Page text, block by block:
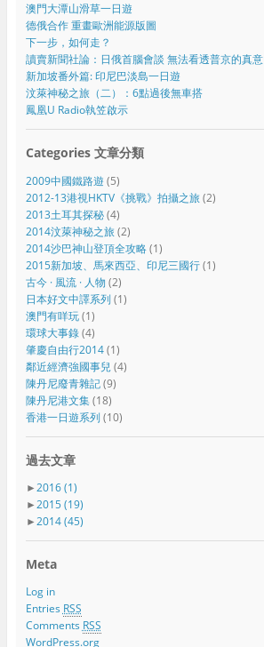
澳門大潭山滑草一日遊
德俄合作 重畫歐洲能源版圖
下一步，如何走？
讀賣新聞社論：日俄首腦會談 無法看透普京的真意
新加坡番外篇: 印尼巴淡島一日遊
汶萊神秘之旅（二）：6點過後無車搭
鳳凰U Radio執笠啟示
Categories 文章分類
2009中國鐵路遊(5)
2012-13港視HKTV《挑戰》拍攝之旅 (2)
2013土耳其探秘(4)
2014汶萊神秘之旅 (2)
2014沙巴神山登頂全攻略(1)
2015新加坡、馬來西亞、印尼三國行(1)
古今 · 風流 · 人物 (2)
日本好文中譯系列(1)
澳門有咩玩(1)
環球大事錄(4)
肇慶自由行2014(1)
鄰近經濟強國事兒(4)
陳丹尼廢青雜記(9)
陳丹尼港文集(18)
香港一日遊系列(10)
過去文章
►2016(1)
►2015(19)
►2014(45)
Meta
Log in
Entries RSS
Comments RSS
WordPress.org